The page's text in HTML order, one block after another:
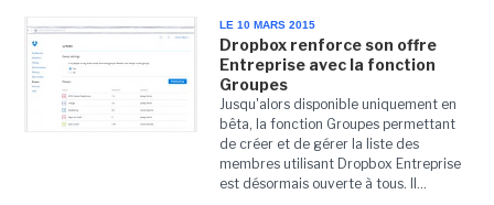
LE 10 MARS 2015
Dropbox renforce son offre
Entreprise avec la fonction
Groupes
Jusqu'alors disponible uniquement en
bêta, la fonction Groupes permettant
de créer et de gérer la liste des
membres utilisant Dropbox Entreprise
est désormais ouverte à tous. Il...